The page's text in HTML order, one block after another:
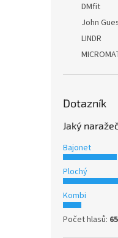
DMfit
John
LINDR
Dotazník
Jaký
Bajonet
Plochý
Kombi
Počet hlasů: